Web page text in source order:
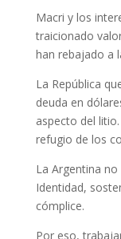
Macri y los
traicionado
han rebajado a
La República
deuda en
aspecto del
refugio de los
La Argentina
Identidad,
cómplice.
Por eso,